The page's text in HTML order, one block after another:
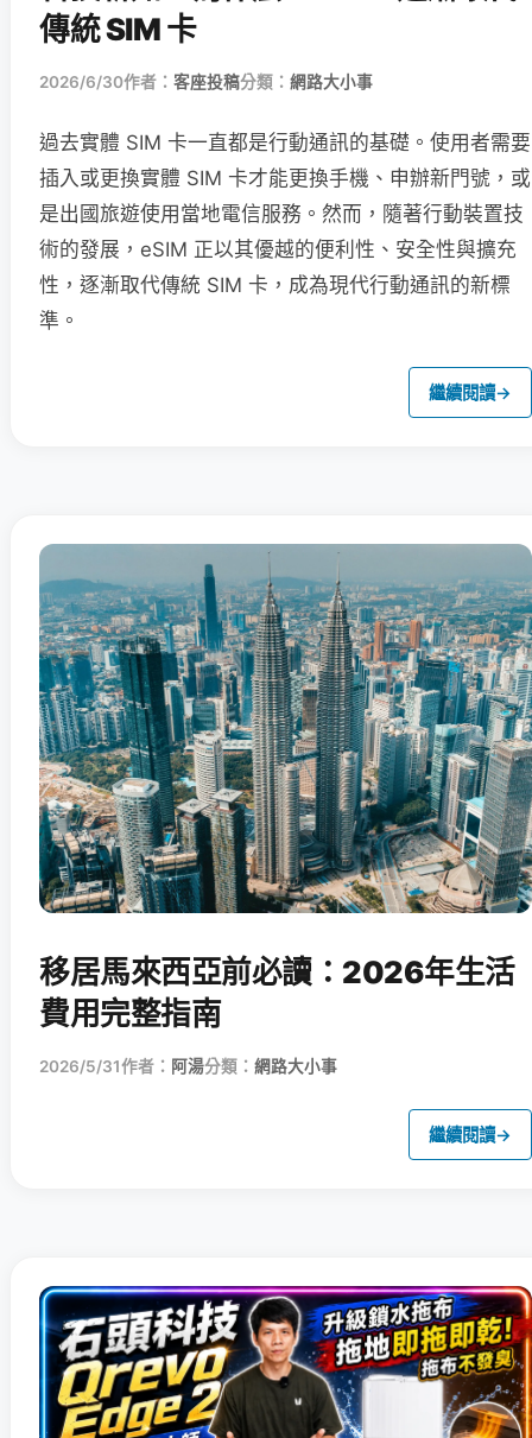
傳統 SIM 卡
2026/6/30作者： 客座投稿分類： 網路大小事
過去實體 SIM 卡一直都是行動通訊的基礎。使用者需要
插入或更換實體 SIM 卡才能更換手機、申辦新門號，或
是出國旅遊使用當地電信服務。然而，隨著行動裝置技
術的發展，eSIM 正以其優越的便利性、安全性與擴充
性，逐漸取代傳統 SIM 卡，成為現代行動通訊的新標
準。
繼續閱讀→
移居馬來西亞前必讀：2026年生活
費用完整指南
2026/5/31作者： 阿湯分類： 網路大小事
繼續閱讀→